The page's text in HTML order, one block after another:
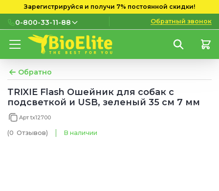
Зарегистрируйся и получи 7% постоянной скидки!
0-800-33-11-88
0-800-33-11-88
мобильных номеров
(097) 133 11 88
(095) 133 11 88
Обратный звонок
Обратно
TRIXIE Flash Ошейник для собак с
подсветкой и USB, зеленый 35 см 7 мм
Арт tx12700
(0 Отзывов) В наличии